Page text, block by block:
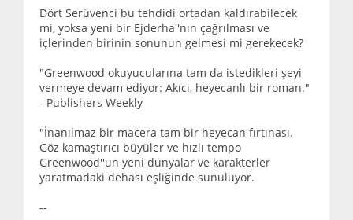
Dört Serüvenci bu tehdidi ortadan kaldırabilecek
mi, yoksa yeni bir Ejderha''nın çağrılması ve
içlerinden birinin sonunun gelmesi mi gerekecek?
"Greenwood okuyucularına tam da istedikleri şeyi
vermeye devam ediyor: Akıcı, heyecanlı bir roman."
- Publishers Weekly
"İnanılmaz bir macera tam bir heyecan fırtınası.
Göz kamaştırıcı büyüler ve hızlı tempo
Greenwood''un yeni dünyalar ve karakterler
yaratmadaki dehası eşliğinde sunuluyor.
--